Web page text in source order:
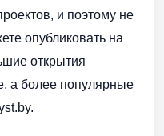
и поэтому не
опубликовать на
открытия
а более популярные